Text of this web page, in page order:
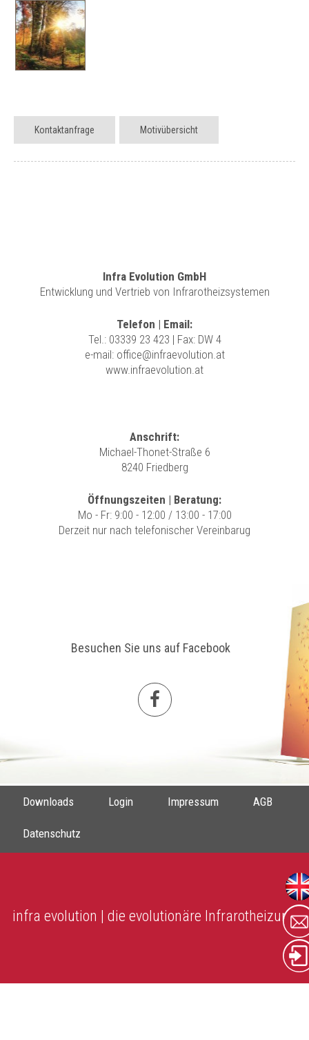
Kontaktanfrage Motivübersicht
Infra Evolution GmbH
Entwicklung und Vertrieb von Infrarotheizsystemen
Telefon | Email:
Tel.: 03339 23 423 | Fax: DW 4
e-mail: office@infraevolution.at
www.infraevolution.at
Anschrift:
Michael-Thonet-Straße 6
8240 Friedberg
Öffnungszeiten | Beratung:
Mo - Fr: 9:00 - 12:00 / 13:00 - 17:00
Derzeit nur nach telefonischer Vereinbarug
Besuchen Sie uns auf Facebook
Downloads Login Impressum AGB
Datenschutz
infra evolution | die evolutionäre Infrarotheizung